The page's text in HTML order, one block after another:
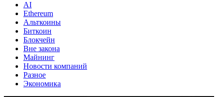
AI
Ethereum
Альткоины
Биткоин
Блокчейн
Вне закона
Майнинг
Новости компаний
Разное
Экономика